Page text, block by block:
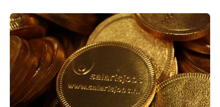
Over ons
Werken bij Salarisjobs
Contact